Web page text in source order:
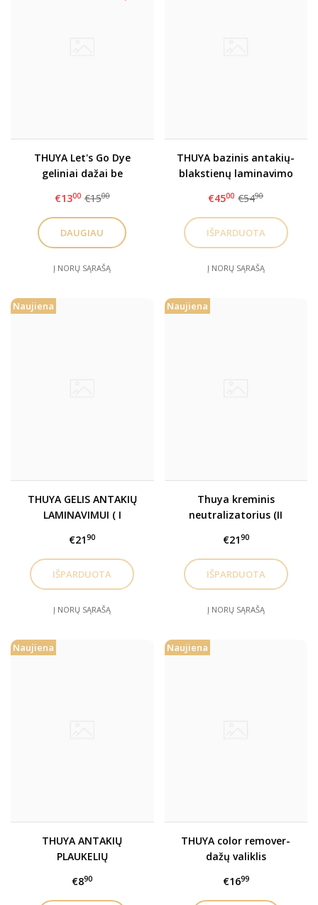
THUYA Let's Go Dye
geliniai dažai be
€1300 €1500
DAUGIAU
Į NORŲ SĄRAŠĄ
THUYA bazinis antakių-
blakstienų laminavimo
€4500 €5490
Į NORŲ SĄRAŠĄ
Naujiena
THUYA GELIS ANTAKIŲ
LAMINAVIMUI ( I
€2190
Į NORŲ SĄRAŠĄ
Naujiena
Thuya kreminis
neutralizatorius (II
€2190
Į NORŲ SĄRAŠĄ
Naujiena
THUYA ANTAKIŲ
PLAUKELIŲ
smoothing
€890
Naujiena
THUYA color remover-
dažų valiklis
€1699